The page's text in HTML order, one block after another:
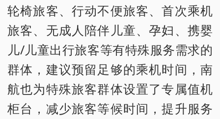
轮椅旅客、行动不便旅客、首次乘机
旅客、无成人陪伴儿童、孕妇、携婴
儿/儿童出行旅客等有特殊服务需求的
群体，建议预留足够的乘机时间，南
航也为特殊旅客群体设置了专属值机
柜台，减少旅客等候时间，提升服务